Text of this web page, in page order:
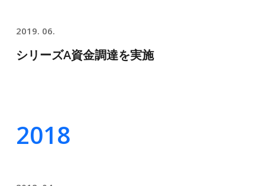
2019. 06.
シリーズA資金調達を実施
2018